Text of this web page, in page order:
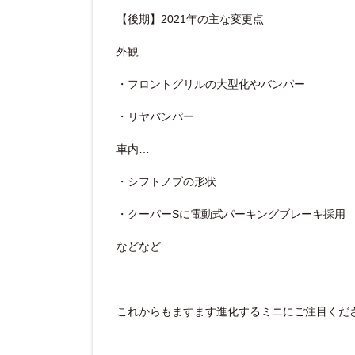
【後期】2021年の主な変更点
外観…
・フロントグリルの大型化やバンパー
・リヤバンパー
車内…
・シフトノブの形状
・クーパーSに電動式パーキングブレーキ採用
などなど
これからもますます進化するミニにご注目くだ